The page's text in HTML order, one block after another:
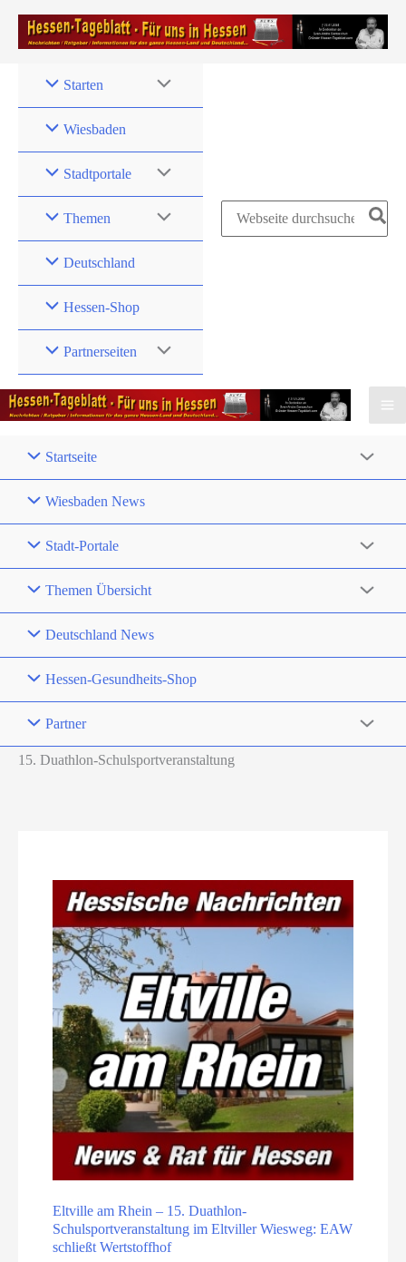
Zum
Inhalt
Starten
Wiesbaden
Stadtportale
Themen
Deutschland
Hessen-Shop
Partnerseiten
Search
Startseite
Wiesbaden News
Stadt-Portale
Themen Übersicht
Deutschland News
Hessen-Gesundheits-Shop
Partner
15. Duathlon-Schulsportveranstaltung
Eltville am Rhein – 15. Duathlon-
Schulsportveranstaltung im Eltviller Wiesweg: EAW
schließt Wertstoffhof